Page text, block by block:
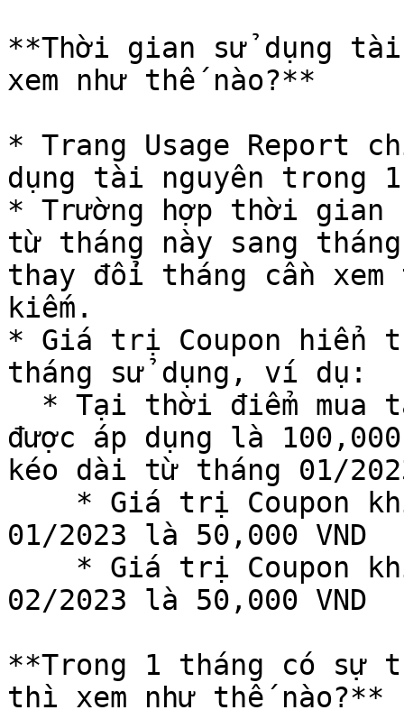
**Thời gian sử dụng
xem như thế nào?**
* Trang Usage Report
dụng tài nguyên trong
* Trường hợp thời gian
từ tháng này sang
thay đổi tháng cần
kiếm.
* Giá trị Coupon hiển
tháng sử dụng, ví dụ:
được áp dụng là
kéo dài từ tháng 01/
01/2023 là 50,000 VND
02/2023 là 50,000 VND
**Trong 1 tháng có sự
thì xem như thế nào?**